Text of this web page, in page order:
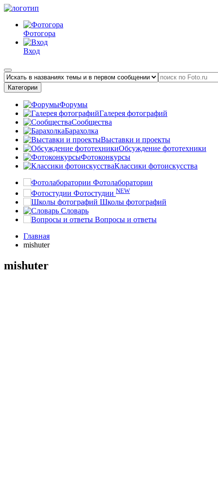
Фотогора
Вход
Категории
Форумы
Галерея фотографий
Сообщества
Барахолка
Выставки и проекты
Обсуждение фототехники
Фотоконкурсы
Классики фотоискусства
Фотолаборатории
Фотостудии NEW
Школы фотографий
Словарь
Вопросы и ответы
Главная
mishuter
mishuter